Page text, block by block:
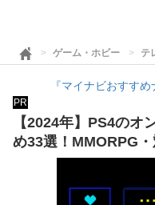
ゲーム・ホビー テ
『マイナビおすす
PR
【2024年】PS4のオ
め33選！MMORPG